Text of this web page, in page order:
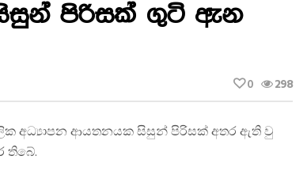
පිරිසක් ගුටි ඇන
298
0
අධ්‍යාපන ආයතනයක සිසුන් පිරිසක් අතර ඇති වු
තිබේ.